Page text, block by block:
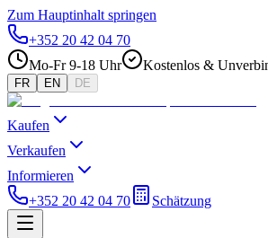
Zum Hauptinhalt springen
+352 20 42 04 70
Mo-Fr 9-18 Uhr
Kostenlos &
FR EN DE
Kaufen
Verkaufen
Informieren
+352 20 42 04 70
Schätzung